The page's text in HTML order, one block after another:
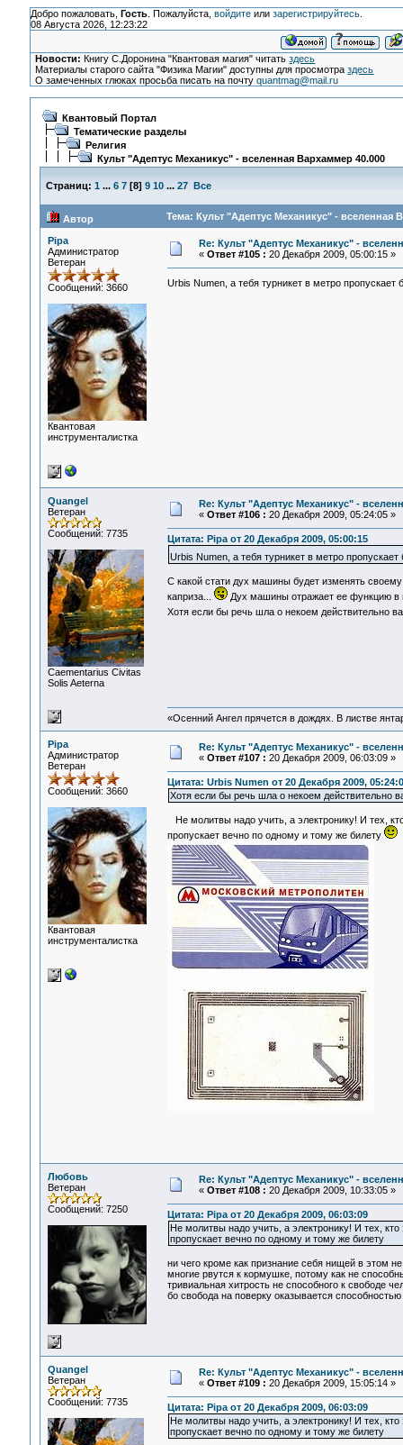
Добро пожаловать, Гость. Пожалуйста, войдитеили зарегистрируйтесь.
08 Августа 2026, 12:23:22
Новости: Книгу С.Доронина "Квантовая магия" читатьздесь
Материалы старого сайта "Физика Магии" доступны для просмотраздесь
О замеченных глюках просьба писать на почтуquantmag@mail.ru
Квантовый Портал
Тематические разделы
Религия
Культ "Адептус Механикус" - вселенная Вархаммер 40.000
Страниц: 1 ... 6 7[8] 9 10 ... 27 Все
Автор Тема: Культ "Адептус Механикус" - вселенная
Pipa
Администратор
Ветеран
Сообщений: 3660
Квантовая
инструменталистка
Re: Культ "Адептус Механикус" -
« Ответ #105 : 20 Декабря 2009, 05:00:15 »
Urbis Numen, а тебя турникет в метро
Quangel
Ветеран
Сообщений: 7735
Сaementarius Civitas
Solis Aeterna
Re: Культ "Адептус Механикус" -
« Ответ #106 : 20 Декабря 2009, 05:24:05 »
Цитата: Pipa от 20 Декабря 2009, 05:00:15
Urbis Numen, а тебя турникет в метро
C какой стати дух машины будет изменять
каприза...
Дух машины отражает ее функцию в
Хотя если бы речь шла о некоем действительно
«Осенний Ангел прячется в дождях. В листве
Pipa
Администратор
Ветеран
Сообщений: 3660
Квантовая
инструменталистка
Re: Культ "Адептус Механикус" -
« Ответ #107 : 20 Декабря 2009, 06:03:09 »
Цитата: Urbis Numen от 20 Декабря 2009,
Хотя если бы речь шла о некоем действительно
Не молитвы надо учить, а электронику! И тех,
пропускает вечно по одному и тому же билету
Любовь
Ветеран
Сообщений: 7250
Re: Культ "Адептус Механикус" -
« Ответ #108 : 20 Декабря 2009, 10:33:05 »
Цитата: Pipa от 20 Декабря 2009, 06:03:09
Не молитвы надо учить, а электронику! И тех,
пропускает вечно по одному и тому же билету
ни чего кроме как признание себя нищей в этом
многие рвутся к кормушке, потому как не
тривиальная хитрость не способного к свободе
бо свобода на поверку оказывается
Quangel
Ветеран
Сообщений: 7735
Re: Культ "Адептус Механикус" -
« Ответ #109 : 20 Декабря 2009, 15:05:14 »
Цитата: Pipa от 20 Декабря 2009, 06:03:09
Не молитвы надо учить, а электронику! И тех,
пропускает вечно по одному и тому же билету